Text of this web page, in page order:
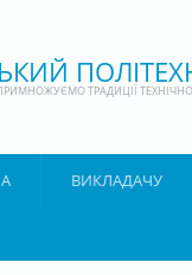
ТРАДИЦІЇ
ВИКЛАДАЧУ